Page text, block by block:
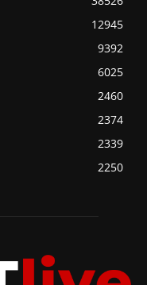
12945
9392
6025
2460
2374
2339
2250